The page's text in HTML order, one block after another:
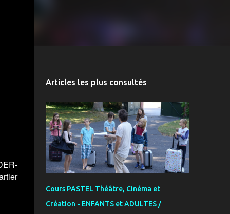
Articles les plus consultés
Cours PASTEL Théâtre, Cinéma et
Création - ENFANTS et ADULTES /